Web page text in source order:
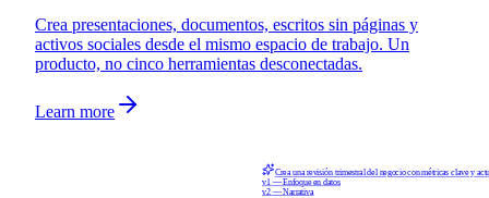
Crea presentaciones, documentos, escritos sin páginas y
activos sociales desde el mismo espacio de trabajo. Un
producto, no cinco herramientas desconectadas.
Learn more
Crea una revisión trimestral del negocio con métricas clave y
v1 — Enfoque en datos
v2 — Narrativa